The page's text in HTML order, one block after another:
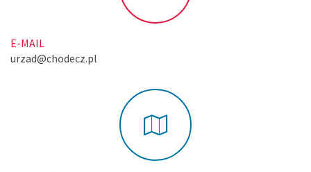
E-MAIL
urzad@chodecz.pl